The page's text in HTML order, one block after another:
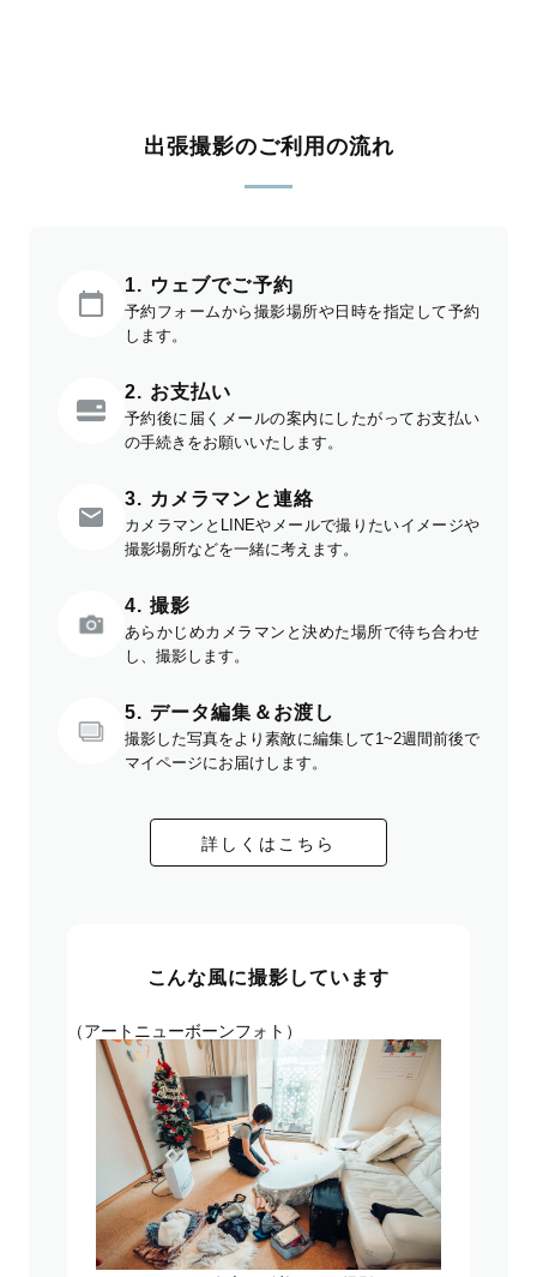
出張撮影のご利用の流れ
1. ウェブでご予約
予約フォームから撮影場所や日時を指定して予約
します。
2. お支払い
予約後に届くメールの案内にしたがってお支払い
の手続きをお願いいたします。
3. カメラマンと連絡
カメラマンとLINEやメールで撮りたいイメージや
撮影場所などを一緒に考えます。
4. 撮影
あらかじめカメラマンと決めた場所で待ち合わせ
し、撮影します。
5. データ編集＆お渡し
撮影した写真をより素敵に編集して1~2週間前後で
マイページにお届けします。
詳しくはこちら
こんな風に撮影しています
（アートニューボーンフォト）